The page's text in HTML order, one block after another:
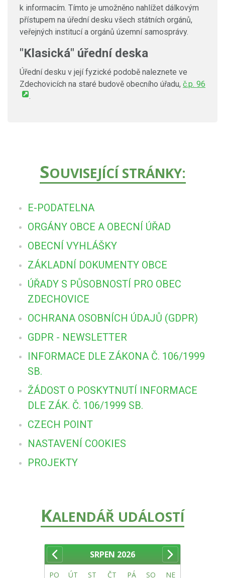
k informacím. Tímto je umožněno nahlížet dálkovým
přístupem na úřední desku všech státních orgánů,
veřejných institucí a orgánů územní samosprávy.
"Klasická" úřední deska
Úřední desku v její fyzické podobě naleznete ve
Zdechovicích na staré budově obecního úřadu, č.p. 96
.
SOUVISEJÍCÍ STRÁNKY:
E-PODATELNA
ORGÁNY OBCE A OBECNÍ ÚŘAD
OBECNÍ VYHLÁŠKY
ZÁKLADNÍ DOKUMENTY OBCE
ÚŘADY S PŮSOBNOSTÍ PRO OBEC
ZDECHOVICE
OCHRANA OSOBNÍCH ÚDAJŮ (GDPR)
GDPR - NEWSLETTER
INFORMACE DLE ZÁKONA Č. 106/1999
SB.
ŽÁDOST O POSKYTNUTÍ INFORMACE
DLE ZÁK. Č. 106/1999 SB.
CZECH POINT
NASTAVENÍ COOKIES
PROJEKTY
KALENDÁŘ UDÁLOSTÍ
SRPEN 2026
PO ÚT ST ČT PÁ SO NE